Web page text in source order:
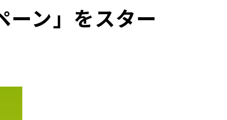
ン」をスター